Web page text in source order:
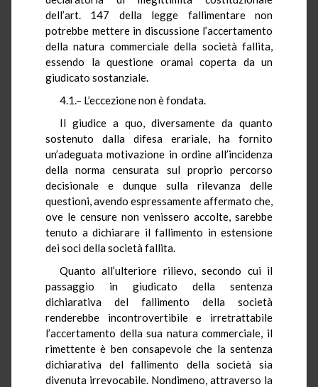
dell’art. 147 della legge fallimentare non
potrebbe mettere in discussione l’accertamento
della natura commerciale della società fallita,
essendo la questione oramai coperta da un
giudicato sostanziale.
4.1.– L’eccezione non è fondata.
Il giudice a quo, diversamente da quanto
sostenuto dalla difesa erariale, ha fornito
un’adeguata motivazione in ordine all’incidenza
della norma censurata sul proprio percorso
decisionale e dunque sulla rilevanza delle
questioni, avendo espressamente affermato che,
ove le censure non venissero accolte, sarebbe
tenuto a dichiarare il fallimento in estensione
dei soci della società fallita.
Quanto all’ulteriore rilievo, secondo cui il
passaggio in giudicato della sentenza
dichiarativa del fallimento della società
renderebbe incontrovertibile e irretrattabile
l’accertamento della sua natura commerciale, il
rimettente è ben consapevole che la sentenza
dichiarativa del fallimento della società sia
divenuta irrevocabile. Nondimeno, attraverso la